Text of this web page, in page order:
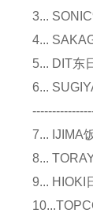
3...
4...
5... DIT东
6...
7... IJIMA
8...
9... HIOKI